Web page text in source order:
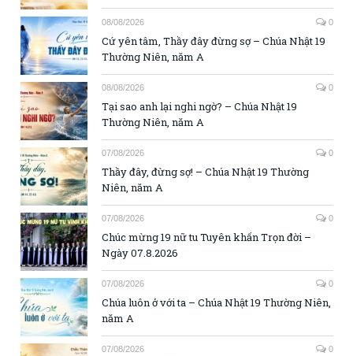
08/08/2026 0
Cứ yên tâm, Thầy đây đừng sợ – Chúa Nhật 19
Thường Niên, năm A
08/08/2026 0
Tại sao anh lại nghi ngờ? – Chúa Nhật 19
Thường Niên, năm A
07/08/2026 0
Thầy đây, đừng sợ! – Chúa Nhật 19 Thường
Niên, năm A
07/08/2026 0
Chúc mừng 19 nữ tu Tuyên khấn Trọn đời –
Ngày 07.8.2026
07/08/2026 0
Chúa luôn ở với ta – Chúa Nhật 19 Thường Niên,
năm A
07/08/2026 0